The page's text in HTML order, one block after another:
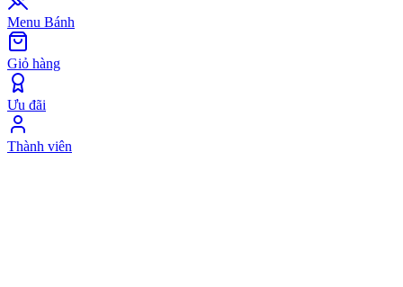
Menu Bánh
Giỏ hàng
Ưu đãi
Thành viên